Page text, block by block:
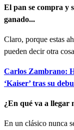
El pan se compra y
ganado...
Claro, porque estas
pueden decir otra
Carlos Zambrano:
‘Kaiser’ tras su
¿En qué va a llegar
En un clásico nunca